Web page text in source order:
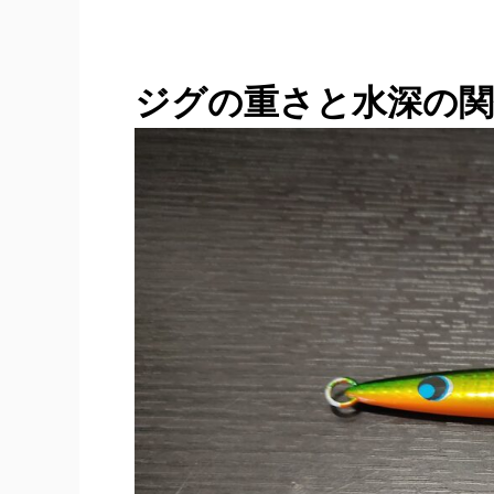
ジグの重さと水深の